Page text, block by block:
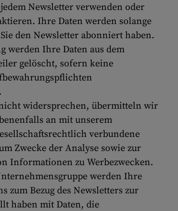
Newsletter verwenden oder
Ihre Daten werden solange
den Newsletter abonniert haben.
werden Ihre Daten aus dem
gelöscht, sofern keine
widersprechen, übermitteln wir
an mit unserem
verbundene
Zwecke der Analyse sowie zur
Informationen zu Werbezwecken.
werden Ihre
zum Bezug des Newsletters zur
haben mit Daten, die